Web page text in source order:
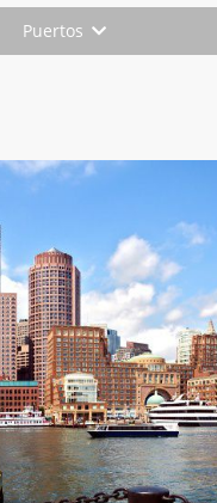
Puertos